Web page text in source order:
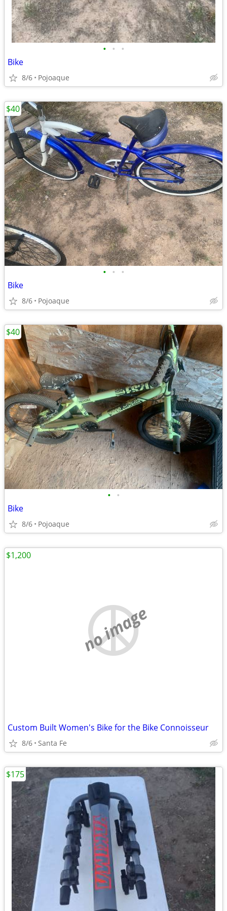
• • •
Bike
8/6 Pojoaque
• • •
Bike
8/6 Pojoaque
$40
• •
Bike
8/6 Pojoaque
$40
no image
Custom Built Women's Bike for the Bike Connoisseur
8/6 Santa Fe
$1,200
$175